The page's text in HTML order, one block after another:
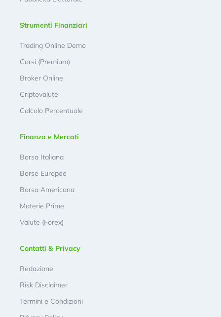
Strumenti Finanziari
Trading Online Demo
Corsi (Premium)
Broker Online
Criptovalute
Calcolo Percentuale
Finanza e Mercati
Borsa Italiana
Borse Europee
Borsa Americana
Materie Prime
Valute (Forex)
Contatti & Privacy
Redazione
Risk Disclaimer
Termini e Condizioni